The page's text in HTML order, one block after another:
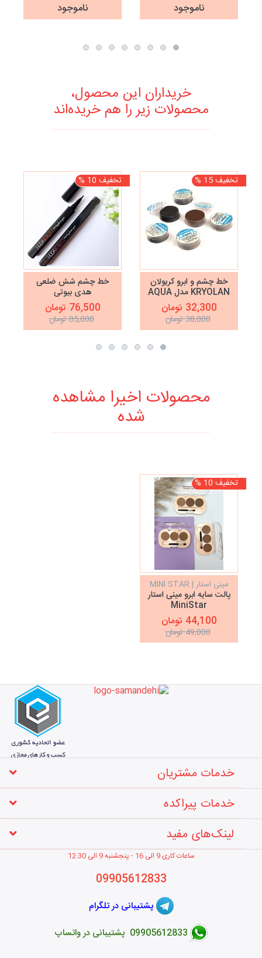
ناموجود ناموجود
خریداران این محصول،
محصولات زیر را هم خریده‌اند
تخفیف 15 %
خط چشم و ابرو کریولان
KRYOLAN مدل AQUA
32,300 تومان
38,000 تومان
تخفیف 10 %
خط چشم شش ضلعی
هدی بیوتی
HUDABEAUTY
76,500 تومان
85,000 تومان
محصولات اخیرا مشاهده
شده
تخفیف 10 %
مینی استار | MINI STAR
پالت سایه ابرو مینی استار
MiniStar
44,100 تومان
49,000 تومان
خدمات مشتریان
خدمات پیراکده
لینک‌های مفید
ساعات کاری 9 الی 16 - پنجشنبه 9 الی 12 :30
09905612833
پشتیبانی در تلگرام
09905612833 پشتیبانی در واتساپ